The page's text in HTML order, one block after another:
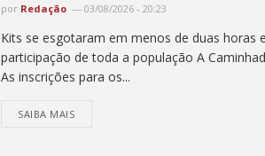
por Redação 03/08/2026 - 20:23
Kits se esgotaram em menos de duas
participação de toda a população A
As inscrições para os...
SAIBA MAIS